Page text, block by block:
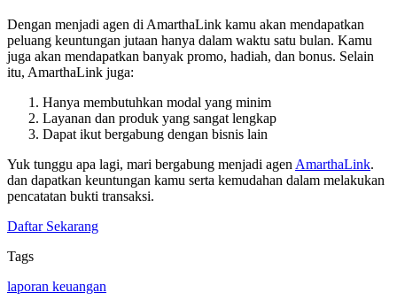
Dengan menjadi agen di AmarthaLink kamu akan mendapatkan
peluang keuntungan jutaan hanya dalam waktu satu bulan. Kamu
juga akan mendapatkan banyak promo, hadiah, dan bonus. Selain
itu, AmarthaLink juga:
Hanya membutuhkan modal yang minim
Layanan dan produk yang sangat lengkap
Dapat ikut bergabung dengan bisnis lain
Yuk tunggu apa lagi, mari bergabung menjadi agen AmarthaLink.
dan dapatkan keuntungan kamu serta kemudahan dalam melakukan
pencatatan bukti transaksi.
Daftar Sekarang
Tags
laporan keuangan